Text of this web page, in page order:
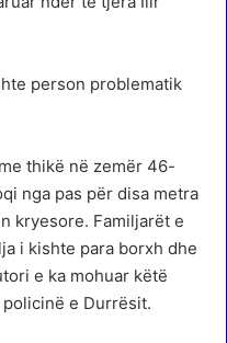
person problematik
thikë në zemër 46-
nga pas për disa metra
kryesore. Familjarët e
i kishte para borxh dhe
e ka mohuar këtë
e Durrësit.